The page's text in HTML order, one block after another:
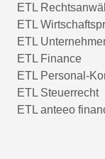
ETL
ETL
ETL
ETL Finance
ETL Personal-
ETL Steuerrecht
ETL anteeo